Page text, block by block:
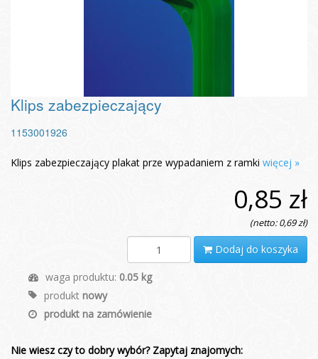
Klips zabezpieczający
1153001926
Klips zabezpieczający plakat prze wypadaniem z ramki więcej »
0,85 zł
(netto: 0,69 zł)
Dodaj do koszyka
waga produktu: 0.05 kg
produkt nowy
produkt na zamówienie
Nie wiesz czy to dobry wybór? Zapytaj znajomych: